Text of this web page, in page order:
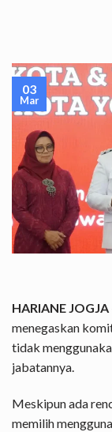
03
Mar
HARIANE JOGJA
menegaskan
tidak
jabatannya.
Meskipun ada
memilih